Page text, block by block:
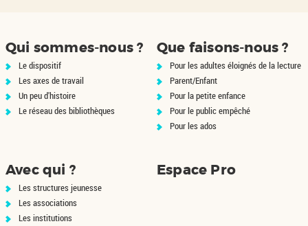
Qui sommes-nous ?
Le dispositif
Les axes de travail
Un peu d'histoire
Le réseau des bibliothèques
Que faisons-nous ?
Pour les adultes éloignés de la lecture
Parent/Enfant
Pour la petite enfance
Pour le public empêché
Pour les ados
Avec qui ?
Les structures jeunesse
Les associations
Les institutions
Espace Pro